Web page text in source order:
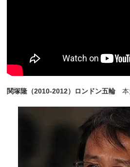
関塚隆（2010-2012）ロンドン五輪